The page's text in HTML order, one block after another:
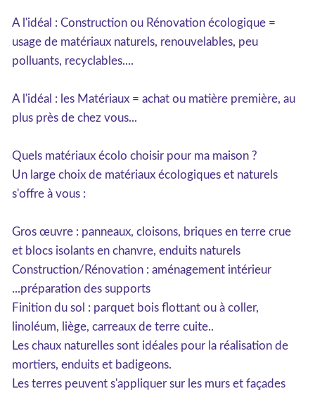
A l'idéal : Construction ou Rénovation écologique =
usage de matériaux naturels, renouvelables, peu
polluants, recyclables....
A l'idéal : les Matériaux = achat ou matière première, au
plus près de chez vous...
Quels matériaux écolo choisir pour ma maison ?
Un large choix de matériaux écologiques et naturels
s'offre à vous :
Gros œuvre : panneaux, cloisons, briques en terre crue
et blocs isolants en chanvre, enduits naturels
Construction/Rénovation : aménagement intérieur
...préparation des supports
Finition du sol : parquet bois flottant ou à coller,
linoléum, liège, carreaux de terre cuite..
Les chaux naturelles sont idéales pour la réalisation de
mortiers, enduits et badigeons.
Les terres peuvent s'appliquer sur les murs et façades